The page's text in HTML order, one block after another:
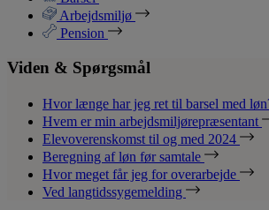
Arbejdsmiljø
Pension
Viden & Spørgsmål
Hvor længe har jeg ret til barsel med
Hvem er min arbejdsmiljørepræsentant
Elevoverenskomst til og med 2024
Beregning af løn før samtale
Hvor meget får jeg for overarbejde
Ved langtidssygemelding